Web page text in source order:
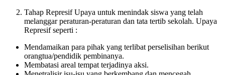
Tahap Represif Upaya untuk menindak siswa yang telah
melanggar peraturan-peraturan dan tata tertib sekolah. Upaya
Represif seperti :
Mendamaikan para pihak yang terlibat perselisihan berikut
orangtua/pendidik pembinanya.
Membatasi areal tempat terjadinya aksi.